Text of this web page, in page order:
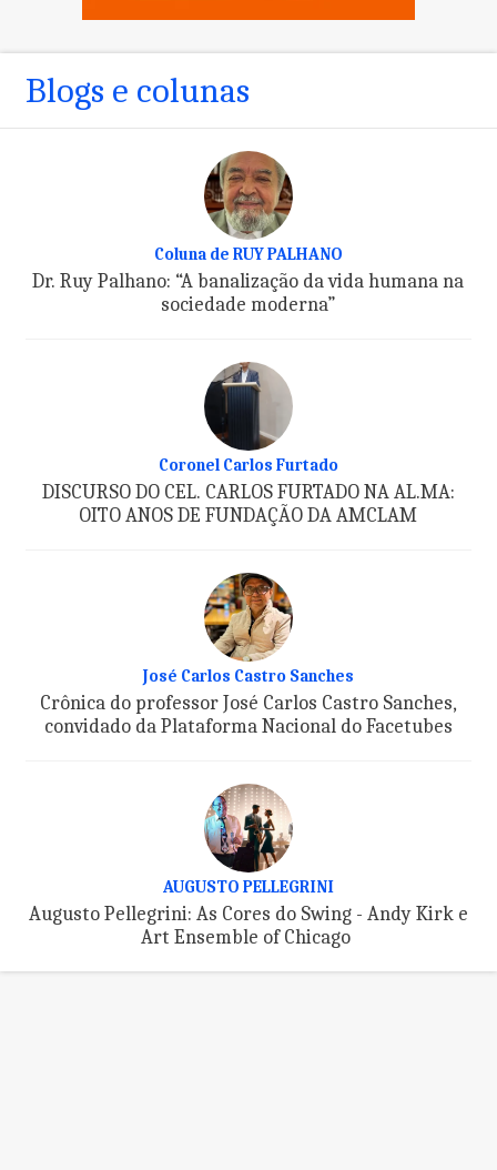
Blogs e colunas
Coluna de RUY PALHANO
Dr. Ruy Palhano: “A banalização da vida humana na
sociedade moderna”
Coronel Carlos Furtado
DISCURSO DO CEL. CARLOS FURTADO NA AL.MA:
OITO ANOS DE FUNDAÇÃO DA AMCLAM
José Carlos Castro Sanches
Crônica do professor José Carlos Castro Sanches,
convidado da Plataforma Nacional do Facetubes
AUGUSTO PELLEGRINI
Augusto Pellegrini: As Cores do Swing - Andy Kirk e
Art Ensemble of Chicago